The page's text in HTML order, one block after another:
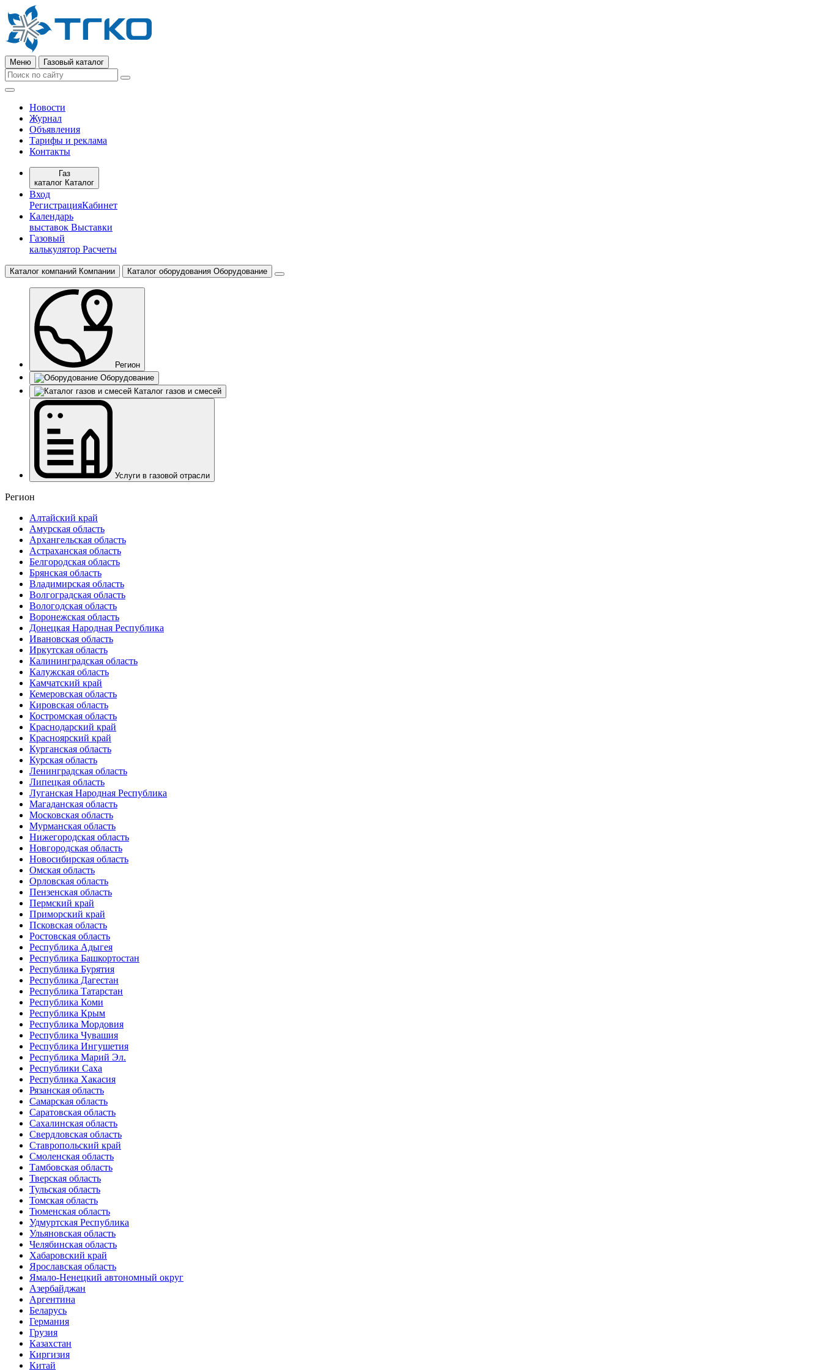
Меню Газовый каталог
Новости
Журнал
Объявления
Тарифы и реклама
Контакты
Газ
каталог Каталог
Вход
РегистрацияКабинет
Календарь
выставок Выставки
Газовый
калькулятор Расчеты
Каталог компаний Компании Каталог оборудования Оборудование
Регион
Оборудование
Каталог газов и смесей
Услуги в газовой отрасли
Регион
Алтайский край
Амурская область
Архангельская область
Астраханская область
Белгородская область
Брянская область
Владимирская область
Волгоградская область
Вологодская область
Воронежская область
Донецкая Народная Республика
Ивановская область
Иркутская область
Калининградская область
Калужская область
Камчатский край
Кемеровская область
Кировская область
Костромская область
Краснодарский край
Красноярский край
Курганская область
Курская область
Ленинградская область
Липецкая область
Луганская Народная Республика
Магаданская область
Московская область
Мурманская область
Нижегородская область
Новгородская область
Новосибирская область
Омская область
Орловская область
Пензенская область
Пермский край
Приморский край
Псковская область
Ростовская область
Республика Адыгея
Республика Башкортостан
Республика Бурятия
Республика Дагестан
Республика Татарстан
Республика Коми
Республика Крым
Республика Мордовия
Республика Чувашия
Республика Ингушетия
Республика Марий Эл.
Республики Саха
Республика Хакасия
Рязанская область
Самарская область
Саратовская область
Сахалинская область
Свердловская область
Ставропольский край
Смоленская область
Тамбовская область
Тверская область
Тульская область
Томская область
Тюменская область
Удмуртская Республика
Ульяновская область
Челябинская область
Хабаровский край
Ярославская область
Ямало-Ненецкий автономный округ
Азербайджан
Аргентина
Беларусь
Германия
Грузия
Казахстан
Киргизия
Китай